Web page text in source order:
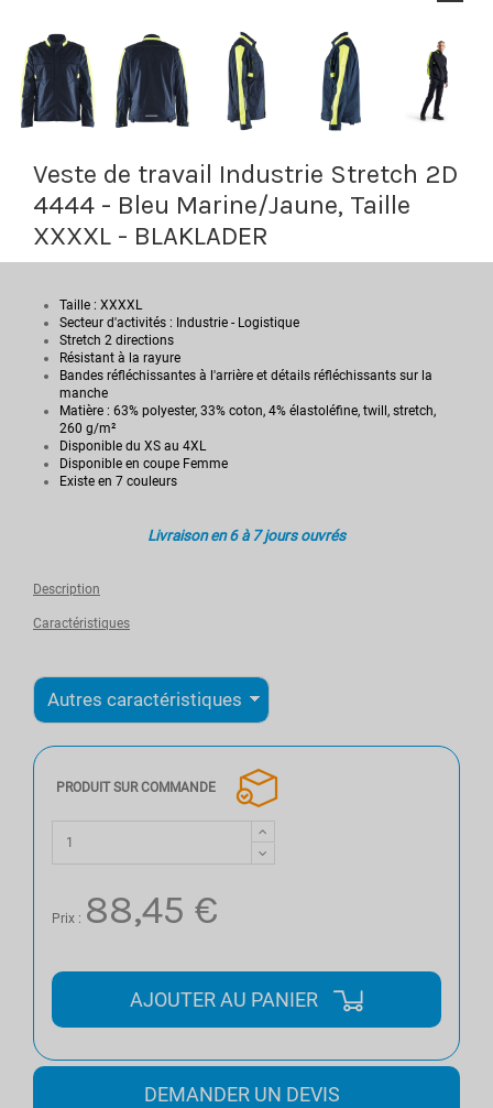
Veste de travail Industrie Stretch 2D
4444 - Bleu Marine/Jaune, Taille
XXXXL - BLAKLADER
Taille : XXXXL
Secteur d'activités : Industrie - Logistique
Stretch 2 directions
Résistant à la rayure
Bandes réfléchissantes à l'arrière et détails réfléchissants sur la
manche
Matière : 63% polyester, 33% coton, 4% élastoléfine, twill, stretch,
260 g/m²
Disponible du XS au 4XL
Disponible en coupe Femme
Existe en 7 couleurs
Livraison en 6 à 7 jours ouvrés
Description
Caractéristiques
PRODUIT SUR COMMANDE
Prix : 88,45 €
AJOUTER AU PANIER
DEMANDER UN DEVIS